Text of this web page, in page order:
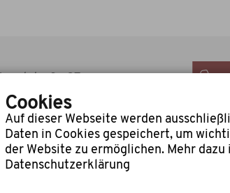
74861 Neudenau
Leichte Sprache
Cookies
Auf dieser Webseite werden
Daten in Cookies gespeichert, um
der Website zu ermöglichen. Mehr dazu
Datenschutzerklärung